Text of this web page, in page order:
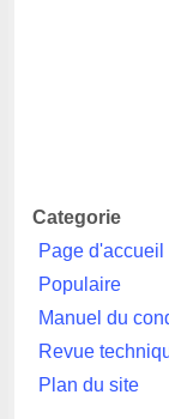
Categorie
Page d'accueil
Populaire
Manuel du
Revue
Plan du site